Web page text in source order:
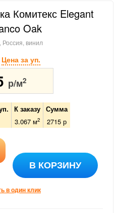
Комитекс Elegant
Oak
винил
Цена за уп.
р/м2
К заказу
Сумма
3.067м2 2715р
В КОРЗИНУ
в один клик